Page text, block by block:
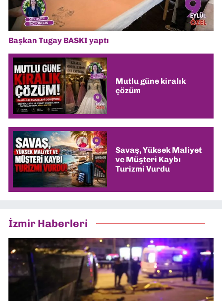
Başkan Tugay BASKI yaptı
Mutlu güne kiralık
çözüm
Savaş, Yüksek Maliyet
ve Müşteri Kaybı
Turizmi Vurdu
İzmir Haberleri